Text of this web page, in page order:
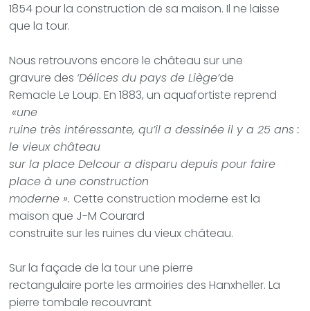
1854 pour la construction de sa maison. Il ne laisse
que la tour.
Nous retrouvons encore le château sur une
gravure des ‘Délices du pays de Liège’de
Remacle Le Loup. En 1883, un aquafortiste reprend
«une
ruine très intéressante, qu’il a dessinée il y a 25 ans :
le vieux château
sur la place Delcour a disparu depuis pour faire
place à une construction
moderne ». Cette construction moderne est la
maison que J-M Courard
construite sur les ruines du vieux château.
Sur la façade de la tour une pierre
rectangulaire porte les armoiries des Hanxheller. La
pierre tombale recouvrant